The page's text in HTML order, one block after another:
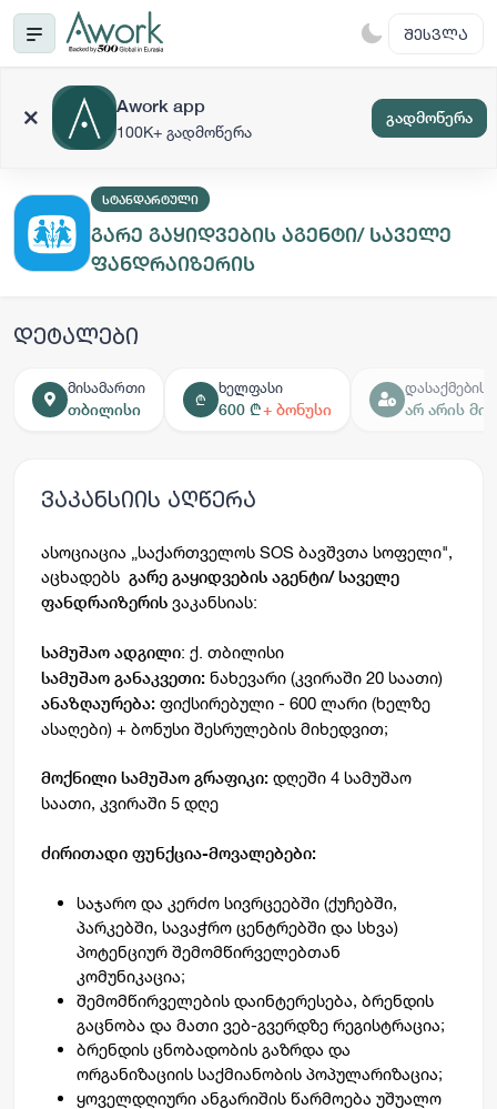
ᲨᲔᲡᲕᲚᲐ
Awork app
100K+ გადმოწერა
გადმოწერა
ᲡᲢᲐᲜᲓᲐᲠᲢᲣᲚᲘ
გარე გაყიდვების აგენტი/ საველე
ფანდრაიზერის
დეტალები
მისამართი
თბილისი
₾
ხელფასი
600 ₾+ ბონუსი
დასაქმების
არ არის
ვაკანსიის აღწერა
ასოციაცია „საქართველოს SOS ბავშვთა სოფელი",
აცხადებს გარე გაყიდვების აგენტი/ საველე
ფანდრაიზერის ვაკანსიას:
სამუშაო ადგილი: ქ. თბილისი
სამუშაო განაკვეთი: ნახევარი (კვირაში 20 საათი)
ანაზღაურება: ფიქსირებული - 600 ლარი (ხელზე
ასაღები) + ბონუსი შესრულების მიხედვით;
მოქნილი სამუშაო გრაფიკი: დღეში 4 სამუშაო
საათი, კვირაში 5 დღე
ძირითადი ფუნქცია-მოვალებები:
საჯარო და კერძო სივრცეებში (ქუჩებში,
პარკებში, სავაჭრო ცენტრებში და სხვა)
პოტენციურ შემომწირველებთან
კომუნიკაცია;
შემომწირველების დაინტერესება, ბრენდის
გაცნობა და მათი ვებ-გვერდზე რეგისტრაცია;
ბრენდის ცნობადობის გაზრდა და
ორგანიზაციის საქმიანობის პოპულარიზაცია;
ყოველდღიური ანგარიშის წარმოება უშუალო